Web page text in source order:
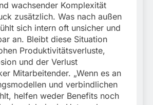
wachsender Komplexität
zusätzlich. Was nach außen
sich intern oft unsicher und
an. Bleibt diese Situation
Produktivitätsverluste,
und der Verlust
Mitarbeitender. „Wenn es an
und verbindlichen
helfen weder Benefits noch